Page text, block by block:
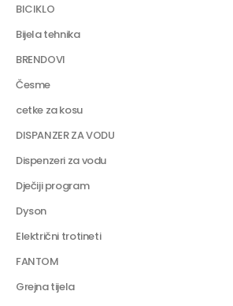
BICIKLO
Bijela tehnika
BRENDOVI
Česme
cetke za kosu
DISPANZER ZA VODU
Dispenzeri za vodu
Dječiji program
Dyson
Električni trotineti
FANTOM
Grejna tijela